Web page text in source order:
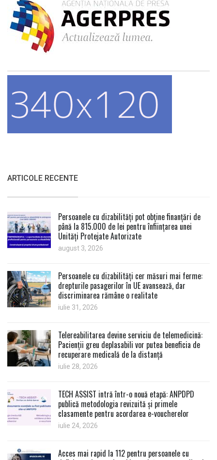
ARTICOLE RECENTE
Persoanele cu dizabilități pot obține finanțări de
până la 815.000 de lei pentru înființarea unei
Unități Protejate Autorizate
august 3, 2026
Persoanele cu dizabilități cer măsuri mai ferme:
drepturile pasagerilor în UE avansează, dar
discriminarea rămâne o realitate
iulie 31, 2026
Telereabilitarea devine serviciu de telemedicină:
Pacienții greu deplasabili vor putea beneficia de
recuperare medicală de la distanță
iulie 28, 2026
TECH ASSIST intră într-o nouă etapă: ANPDPD
publică metodologia revizuită și primele
clasamente pentru acordarea e-voucherelor
iulie 24, 2026
Acces mai rapid la 112 pentru persoanele cu